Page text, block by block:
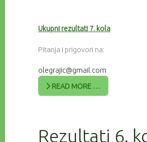
Ukupni rezultati 7. kola
Pitanja i prigovori na:
olegrajic@gmail.com
READ MORE …
Rezultati 6.